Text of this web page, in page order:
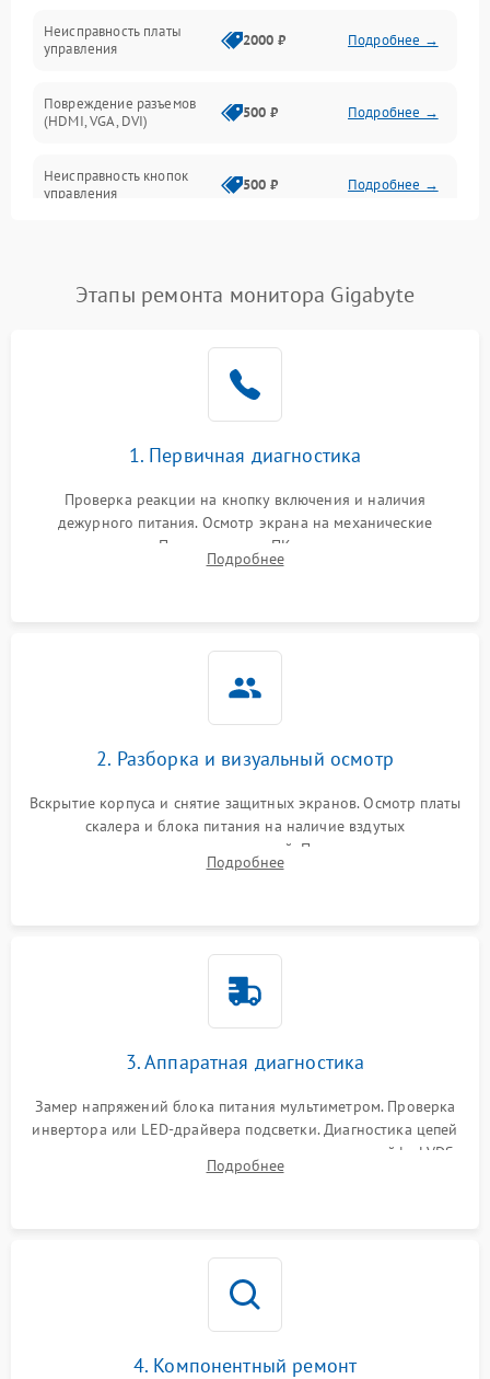
Неисправность платы
управления
2000 ₽ Подробнее →
Повреждение разъемов
(HDMI, VGA, DVI)
500 ₽ Подробнее →
Неисправность кнопок
управления
500 ₽ Подробнее →
Повреждение кабеля
Подробнее →
1000 ₽
Поломка системы
автоматического
1000 ₽ Подробнее →
Неисправность системы
1000 ₽
защиты от замыкания
1000 ₽ Подробнее →
1000 ₽
Поломка системы защиты
Этапы ремонта монитора Gigabyte
1. Первичная диагностика
Проверка реакции на кнопку включения и наличия
дежурного питания. Осмотр экрана на механические
повреждения. Подключение к ПК для оценки вывода
изображения, работы подсветки и выявления артефактов на
Подробнее
2. Разборка и визуальный осмотр
Вскрытие корпуса и снятие защитных экранов. Осмотр платы
скалера и блока питания на наличие вздутых
конденсаторов, прогаров, окислений. Проверка надежности
контактов и целостности шлейфов матрицы.
Подробнее
3. Аппаратная диагностика
Замер напряжений блока питания мультиметром. Проверка
инвертора или LED-драйвера подсветки. Диагностика цепей
питания скалера и тестирование сигналов на шлейфе LVDS
Подробнее
4. Компонентный ремонт